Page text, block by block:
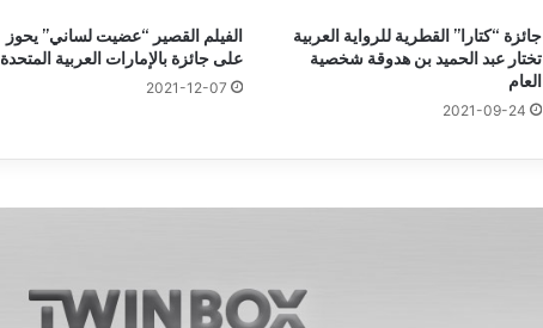
جائزة “كتارا” القطرية للرواية العربية
تختار عبد الحميد بن هدوقة شخصية
العام
2021-09-24
الفيلم القصير “عضيت لساني” يحوز
على جائزة بالإمارات العربية المتحدة
2021-12-07